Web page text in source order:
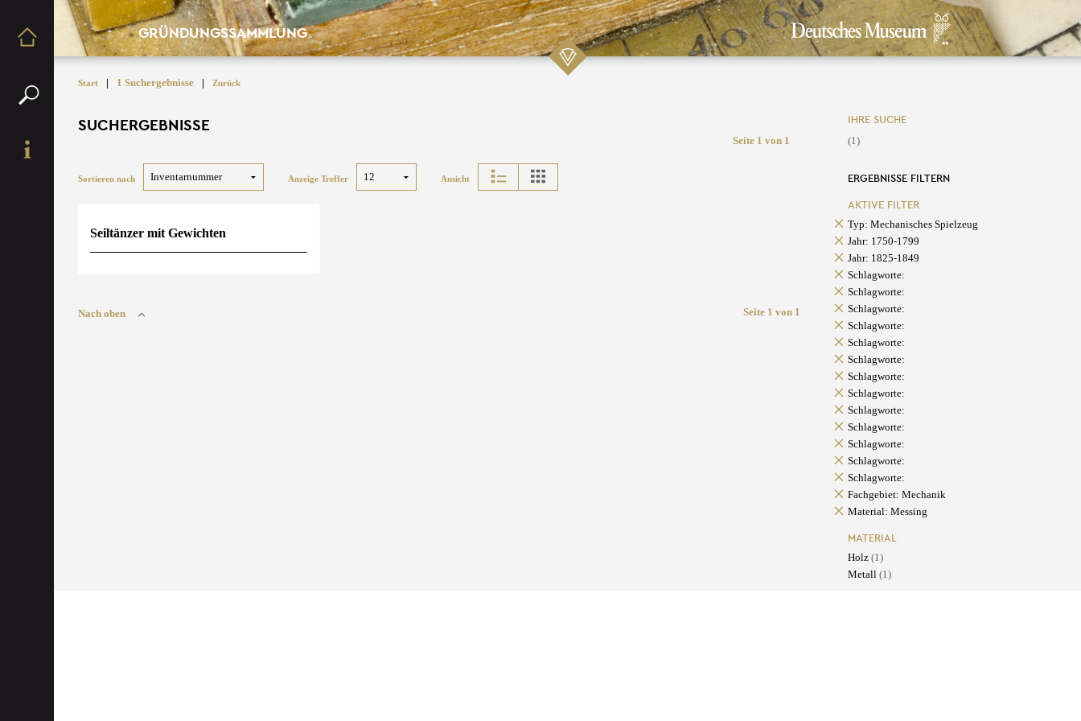
GRÜNDUNGSSAMMLUNG
Start | 1 Suchergebnisse | Zurück
SUCHERGEBNISSE
Seite 1 von 1
Sortieren nach Anzeige Treffer Ansicht
Seiltänzer mit Gewichten
Nach oben Seite 1 von 1
IHRE SUCHE
(1)
ERGEBNISSE FILTERN
AKTIVE FILTER
Typ: Mechanisches Spielzeug
Jahr: 1750-1799
Jahr: 1825-1849
Schlagworte:
Schlagworte:
Schlagworte:
Schlagworte:
Schlagworte:
Schlagworte:
Schlagworte:
Schlagworte:
Schlagworte:
Schlagworte:
Schlagworte:
Schlagworte:
Schlagworte:
Fachgebiet: Mechanik
Material: Messing
MATERIAL
Holz (1)
Metall (1)